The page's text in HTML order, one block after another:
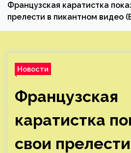
Французская каратистка
прелести в пикантном видео
Новости
Французская
каратистка
свои